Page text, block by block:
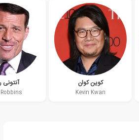
کوین کوان
Kevin Kwan
آنتونی